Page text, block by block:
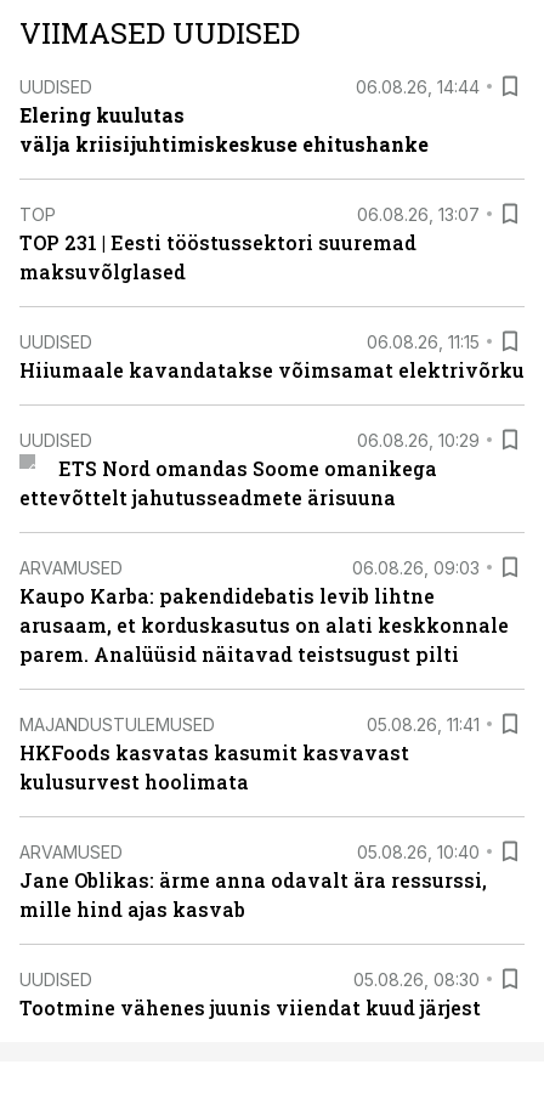
VIIMASED UUDISED
UUDISED 06.08.26, 14:44
Elering kuulutas
välja kriisijuhtimiskeskuse ehitushanke
TOP 06.08.26, 13:07
TOP 231 | Eesti tööstussektori suuremad
maksuvõlglased
UUDISED 06.08.26, 11:15
Hiiumaale kavandatakse võimsamat elektrivõrku
UUDISED 06.08.26, 10:29
ETS Nord omandas Soome omanikega
ettevõttelt jahutusseadmete ärisuuna
ARVAMUSED 06.08.26, 09:03
Kaupo Karba: pakendidebatis levib lihtne
arusaam, et korduskasutus on alati keskkonnale
parem. Analüüsid näitavad teistsugust pilti
MAJANDUSTULEMUSED 05.08.26, 11:41
HKFoods kasvatas kasumit kasvavast
kulusurvest hoolimata
ARVAMUSED 05.08.26, 10:40
Jane Oblikas: ärme anna odavalt ära ressurssi,
mille hind ajas kasvab
UUDISED 05.08.26, 08:30
Tootmine vähenes juunis viiendat kuud järjest